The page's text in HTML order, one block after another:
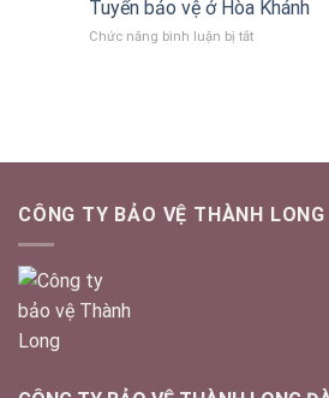
vệ
ở
Tuyển bảo vệ ở Hòa Khánh
Chức năng bình luận bị tắtở
CÔNG TY BẢO VỆ THÀNH LONG